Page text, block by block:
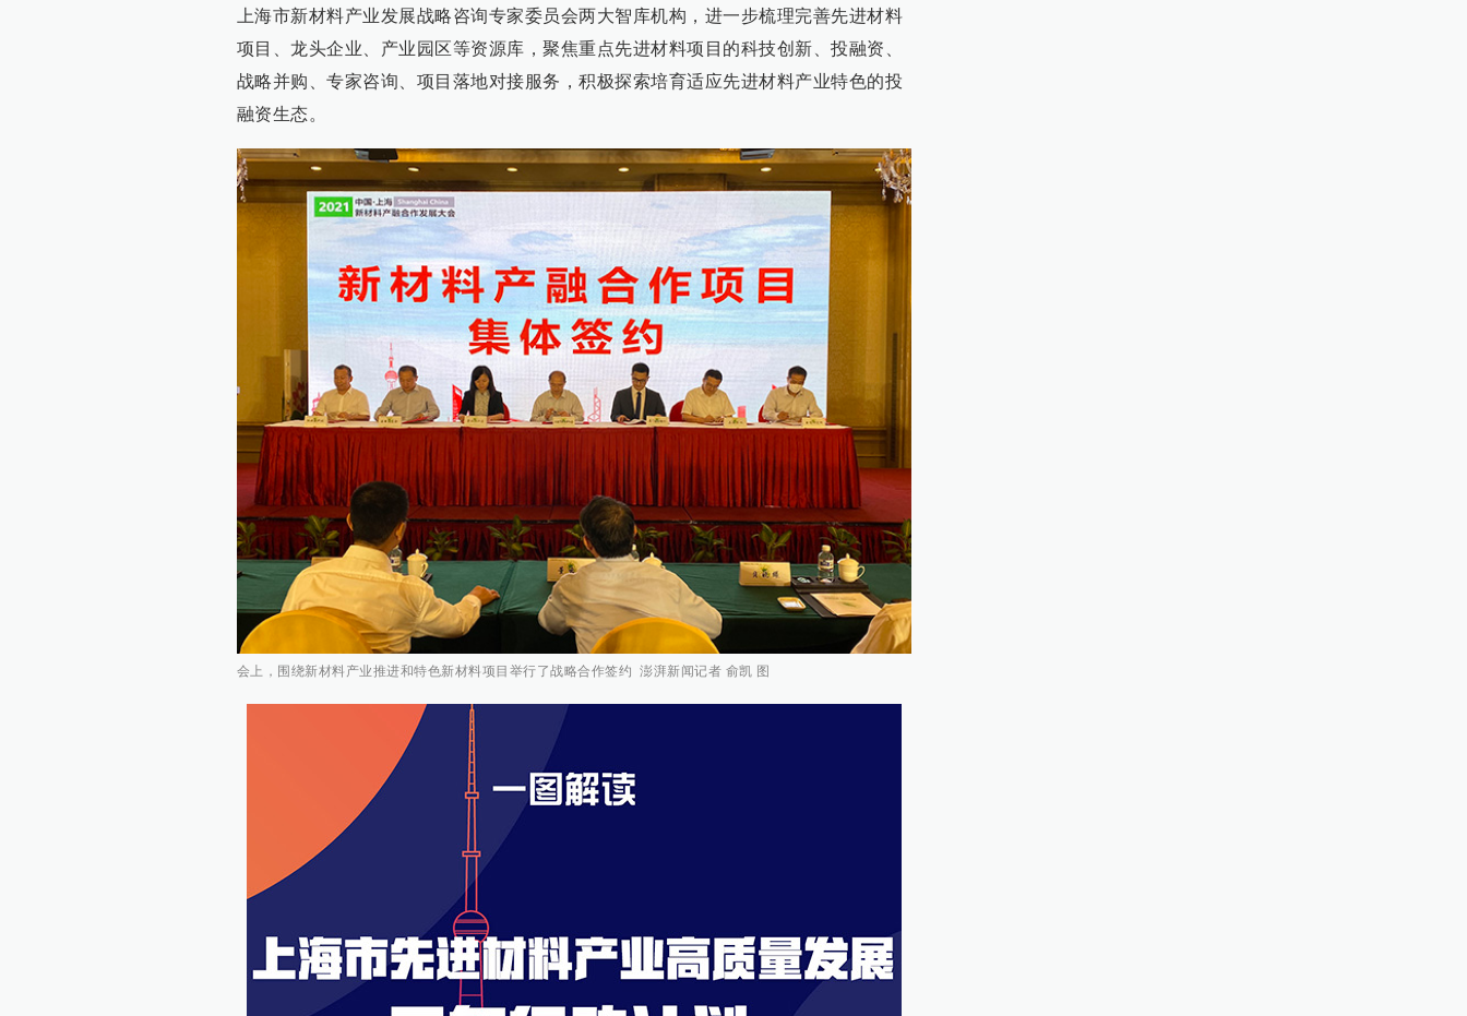
上海市新材料产业发展战略咨询专家委员会两大智库机构，进一步梳理完善先进材料
项目、龙头企业、产业园区等资源库，聚焦重点先进材料项目的科技创新、投融资、
战略并购、专家咨询、项目落地对接服务，积极探索培育适应先进材料产业特色的投
融资生态。
会上，围绕新材料产业推进和特色新材料项目举行了战略合作签约 澎湃新闻记者 俞凯 图